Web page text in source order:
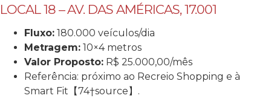
LOCAL 18 – AV. DAS AMÉRICAS, 17.001
Fluxo: 180.000 veículos/dia
Metragem: 10×4 metros
Valor Proposto: R$ 25.000,00/mês
Referência: próximo ao Recreio Shopping e à
Smart Fit【74†source】.